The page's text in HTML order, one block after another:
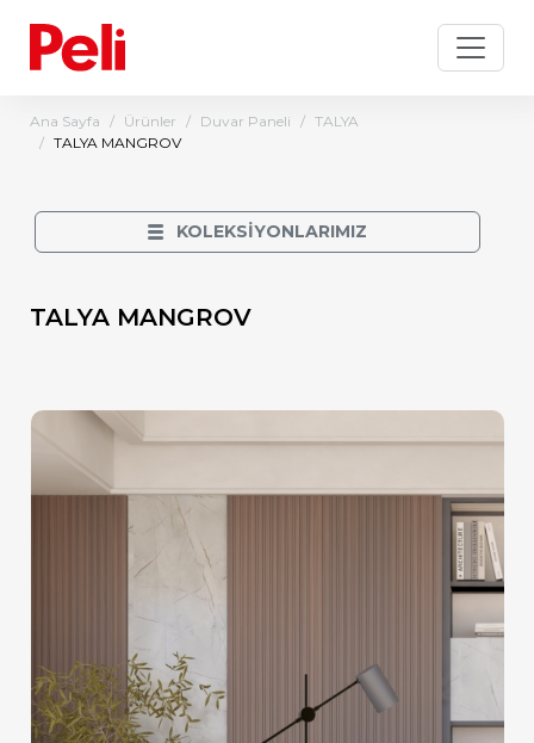
Ana Sayfa Ürünler Duvar Paneli
TALYA
TALYA MANGROV
KOLEKSİYONLARIMIZ
TALYA MANGROV